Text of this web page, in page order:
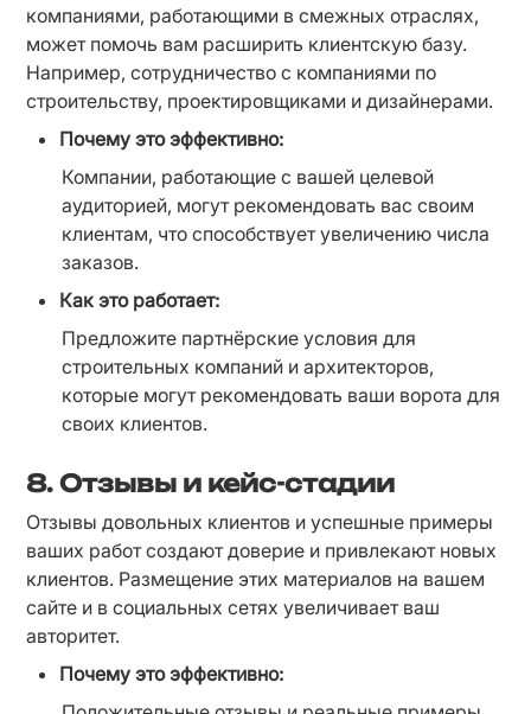
компаниями, работающими в смежных отраслях,
может помочь вам расширить клиентскую базу.
Например, сотрудничество с компаниями по
строительству, проектировщиками и дизайнерами.
Почему это эффективно:
Компании, работающие с вашей целевой
аудиторией, могут рекомендовать вас своим
клиентам, что способствует увеличению числа
заказов.
Как это работает:
Предложите партнёрские условия для
строительных компаний и архитекторов,
которые могут рекомендовать ваши ворота для
своих клиентов.
8. Отзывы и кейс-стадии
Отзывы довольных клиентов и успешные примеры
ваших работ создают доверие и привлекают новых
клиентов. Размещение этих материалов на вашем
сайте и в социальных сетях увеличивает ваш
авторитет.
Почему это эффективно: